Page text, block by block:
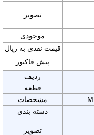
تصویر
موجودی
قیمت نقدی به ریال
پیش فاکتور
ردیف
قطعه
مشخصات
دسته بندی
تصویر